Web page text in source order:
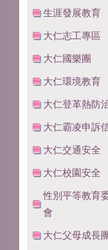
生涯發展教育
大仁志工專區
大仁國樂團
大仁環境教育
大仁登革熱防
大仁霸凌申訴
大仁交通安全
大仁校園安全
性別平等教育
會
大仁父母成長